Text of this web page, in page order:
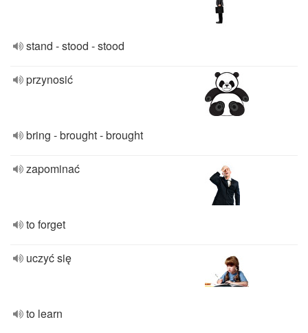
stand - stood - stood
przynosić
bring - brought - brought
zapominać
to forget
uczyć się
to learn